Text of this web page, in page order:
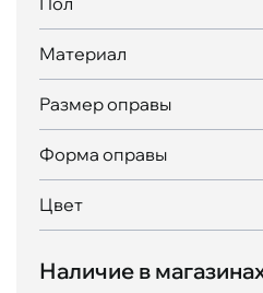
Материал
Размер оправы
Форма оправы
Цвет
Наличие в